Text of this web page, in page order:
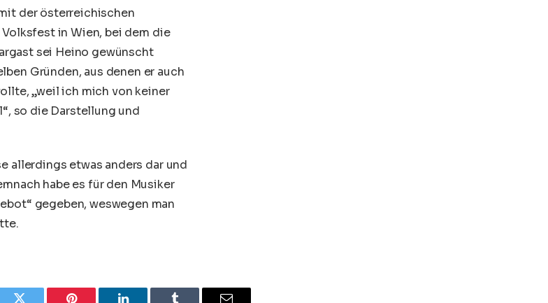
der österreichischen
in Wien, bei dem die
sei Heino gewünscht
Gründen, aus denen er auch
„weil ich mich von keiner
so die Darstellung und
allerdings etwas anders dar und
habe es für den Musiker
gegeben, weswegen man